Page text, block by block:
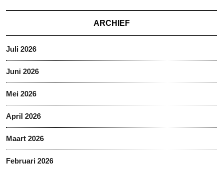
ARCHIEF
Juli 2026
Juni 2026
Mei 2026
April 2026
Maart 2026
Februari 2026